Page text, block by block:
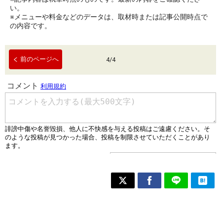
い。
※メニューや料金などのデータは、取材時または記事公開時点で
の内容です。
前のページへ 4/4